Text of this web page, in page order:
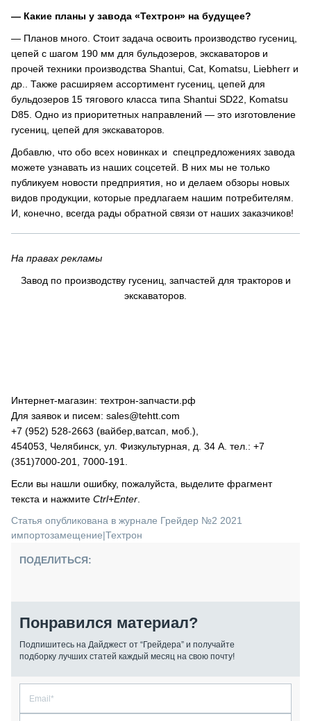
— Какие планы у завода «Техтрон» на будущее?
— Планов много. Стоит задача освоить производство гусениц,
цепей с шагом 190 мм для бульдозеров, экскаваторов и
прочей техники производства Shantui, Cat, Komatsu, Liebherr и
др.. Также расширяем ассортимент гусениц, цепей для
бульдозеров 15 тягового класса типа Shantui SD22, Komatsu
D85. Одно из приоритетных направлений — это изготовление
гусениц, цепей для экскаваторов.
Добавлю, что обо всех новинках и спецпредложениях завода
можете узнавать из наших соцсетей. В них мы не только
публикуем новости предприятия, но и делаем обзоры новых
видов продукции, которые предлагаем нашим потребителям.
И, конечно, всегда рады обратной связи от наших заказчиков!
На правах рекламы
Завод по производству гусениц, запчастей для тракторов и
экскаваторов.
Интернет-магазин: техтрон-запчасти.рф
Для заявок и писем: sales@tehtt.com
+7 (952) 528-2663 (вайбер,ватсап, моб.),
454053, Челябинск, ул. Физкультурная, д. 34 А. тел.: +7
(351)7000-201, 7000-191.
Если вы нашли ошибку, пожалуйста, выделите фрагмент
текста и нажмите Ctrl+Enter
Статья опубликована в журнале Грейдер №2 2021
импортозамещение|Техтрон
ПОДЕЛИТЬСЯ:
Понравился материал?
Подпишитесь на Дайджест от “Грейдера” и получайте
подборку лучших статей каждый месяц на свою почту!